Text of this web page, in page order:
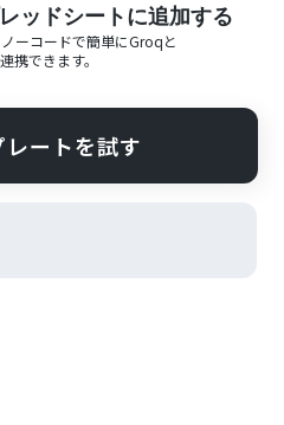
ッドシートに追加する
ーコードで簡単にGroqと
携できます。
レートを試す